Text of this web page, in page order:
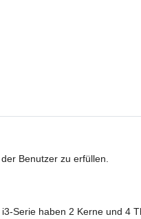
Benutzer zu erfüllen.
Serie haben 2 Kerne und 4